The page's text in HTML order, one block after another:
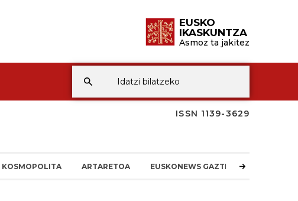
EUSKO
IKASKUNTZA
Asmoz ta jakitez
ISSN 1139-3629
KOSMOPOLITA ARTARETOA EUSKONEWS GAZTEA